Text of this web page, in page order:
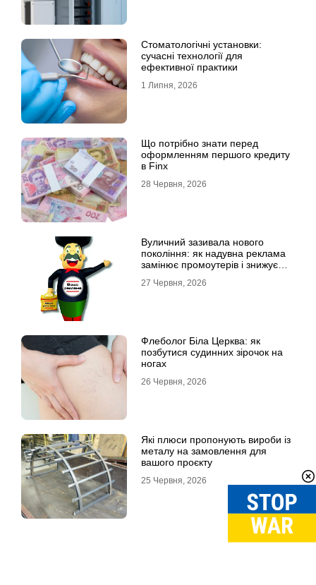
Стоматологічні установки:
сучасні технології для
ефективної практики
1 Липня, 2026
Що потрібно знати перед
оформленням першого кредиту
в Finx
28 Червня, 2026
Вуличний зазивала нового
покоління: як надувна реклама
замінює промоутерів і знижує
27 Червня, 2026
Флеболог Біла Церква: як
позбутися судинних зірочок на
ногах
26 Червня, 2026
Які плюси пропонують вироби із
металу на замовлення для
вашого проєкту
25 Червня, 2026